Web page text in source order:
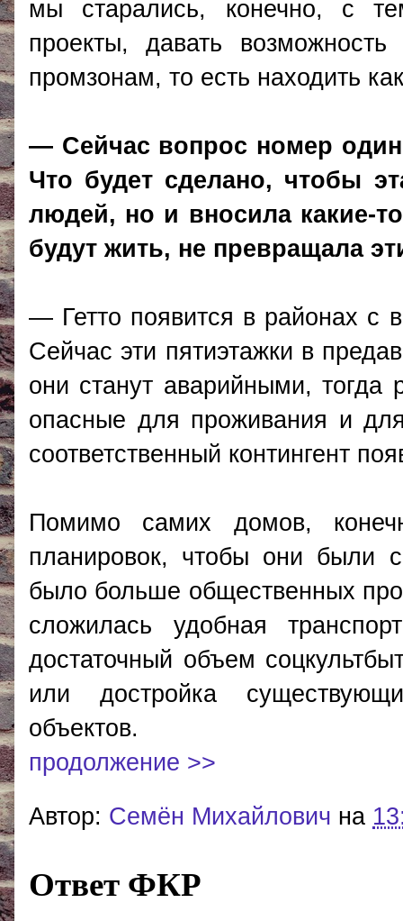
мы старались, конечно, с
проекты, давать
промзонам, то есть находить
— Сейчас вопрос номер
Что будет сделано, чтобы
людей, но и вносила какие-
будут жить, не превращала
— Гетто появится в районах с
Сейчас эти пятиэтажки в
они станут аварийными, тогда
опасные для проживания и
соответственный контингент
Помимо самих домов,
планировок, чтобы они были
было больше общественных
сложилась удобная
достаточный объем
или достройка
объектов.
продолжение >>
Автор: Cемён Михайлович на
Ответ ФКР